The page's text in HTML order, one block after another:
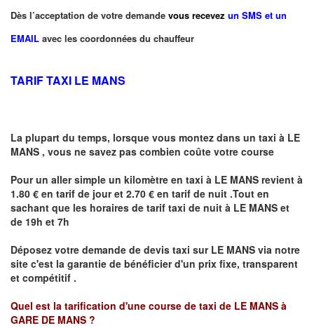
Dès l’acceptation de votre demande vous recevez un SMS et un
EMAIL avec les coordonnées du chauffeur
TARIF TAXI LE MANS
La plupart du temps, lorsque vous montez dans un taxi à LE
MANS , vous ne savez pas combien coûte votre course
Pour un aller simple un kilomètre en taxi à LE MANS revient à
1.80 € en tarif de jour et 2.70 € en tarif de nuit .Tout en
sachant que les horaires de tarif taxi de nuit à LE MANS et
de 19h et 7h
Déposez votre demande de devis taxi sur LE MANS via notre
site c'est la garantie de bénéficier d'un prix fixe, transparent
et compétitif .
Quel est la tarification d'une course de taxi de LE MANS à
GARE DE MANS ?